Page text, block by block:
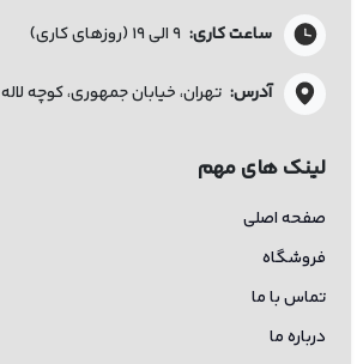
ساعت کاری: ۹ الی ۱۹ (روزهای کاری)
آدرس: تهران، خیابان جمهوری، کوچه لاله
لینک های مهم
صفحه اصلی
فروشگاه
تماس با ما
درباره ما